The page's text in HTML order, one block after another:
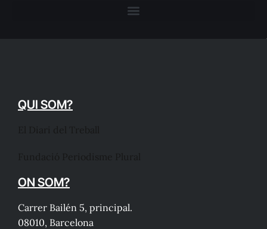
QUI SOM?
ON SOM?
Carrer Bailén 5, principal.
08010, Barcelona